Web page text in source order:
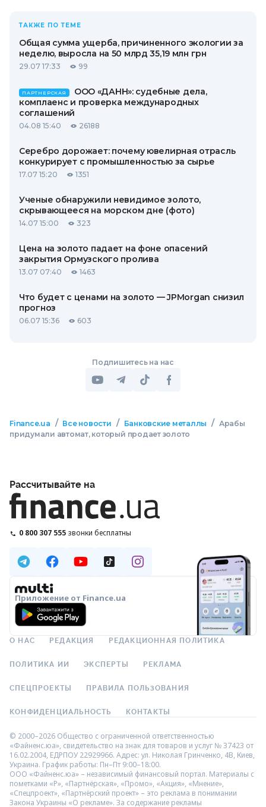
ТАКЖЕ ПО ТЕМЕ
Общая сумма ущерба, причиненного экологии за
неделю, выросла на 50 млрд 35,19 млн грн
29.07 17:33 99
ПАРТНЕРСКАЯ
ООО «ДАНН»: судебные дела,
комплаенс и проверка международных
соглашений
04.08 15:40 26188
Серебро дорожает: почему ювелирная отрасль
конкурирует с промышленностью за сырье
17.07 15:20 1351
Ученые обнаружили невидимое золото,
скрывающееся на морском дне (фото)
14.07 15:00 323
Цена на золото падает на фоне опасений
закрытия Ормузского пролива
13.07 07:40 1463
Что будет с ценами на золото — JPMorgan снизил
прогноз
06.07 15:36 603
Подпишитесь на нас
Finance.ua / Все новости / Банковские металлы / Арабы
придумали автомат, который продает золото
Рассчитывайте на
0 800 307 555 звонки бесплатны
Приложение от Finance.ua
О НАС РЕДАКЦИЯ РЕДАКЦИОННАЯ ПОЛИТИКА
ПОЛИТИКА ИИ ЭКСПЕРТЫ РЕКЛАМА
СПЕЦПРОЕКТЫ ПРАВИЛА ПОЛЬЗОВАНИЯ
КОНФИДЕНЦИАЛЬНОСТЬ КОНТАКТЫ
© 2000–2026 Общество с ограниченной ответственностью
«Файненс.юа», свидетельство на знак для товаров и услуг № 37423 от
16.02.2004, ЕДРПОУ 22929966. Адрес: ул. Николая Гринченко, 4В, Киев,
Украина. График работы: Пн–Пт 9:00–18:00.
ООО «Файненс.юа» – независимый финансовый портал. Материалы с
пометками «Р», «Партнёрская», «Промо», «Акция», «Мнение»,
«Спецпроект», «Партнёрский проект» – это реклама в понимании
Закона Украины «О рекламе». За содержание рекламы